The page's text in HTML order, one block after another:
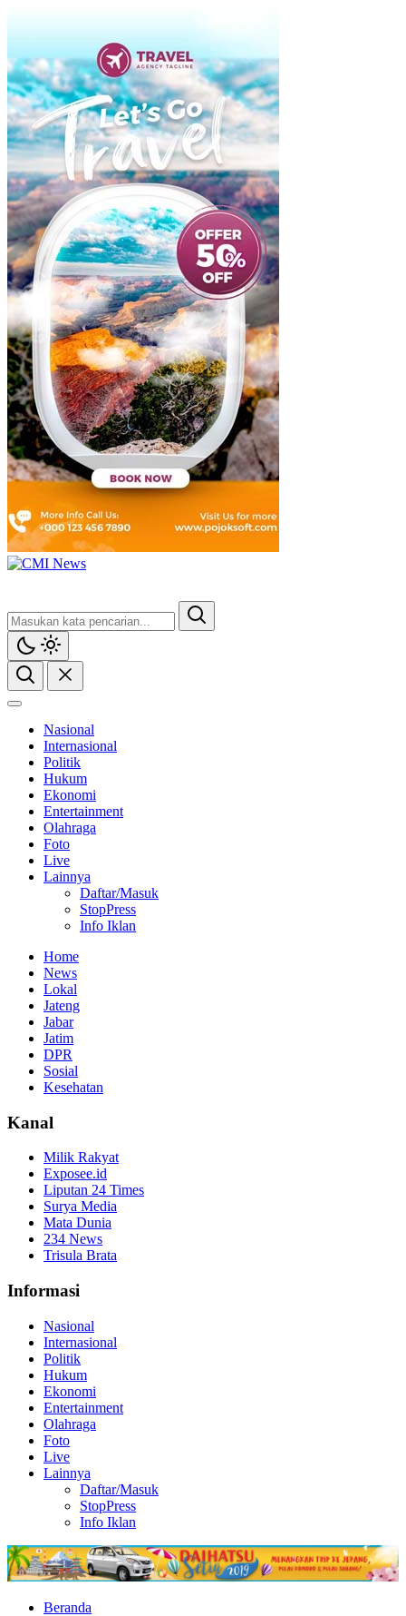
Nasional
Internasional
Politik
Hukum
Ekonomi
Entertainment
Olahraga
Foto
Live
Lainnya
Daftar/Masuk
StopPress
Info Iklan
Home
News
Lokal
Jateng
Jabar
Jatim
DPR
Sosial
Kesehatan
Kanal
Milik Rakyat
Exposee.id
Liputan 24 Times
Surya Media
Mata Dunia
234 News
Trisula Brata
Informasi
Nasional
Internasional
Politik
Hukum
Ekonomi
Entertainment
Olahraga
Foto
Live
Lainnya
Daftar/Masuk
StopPress
Info Iklan
Beranda